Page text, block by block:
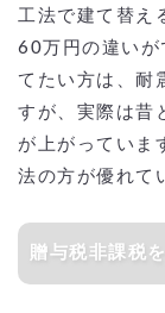
工法で建て替
60万円の違いが
てたい方は、耐
すが、実際は昔
が上がっていま
法の方が優れて
贈与税非課税